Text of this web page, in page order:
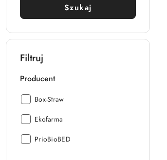
Szukaj
Filtruj
Producent
Producent:
Box-Straw
Producent:
Ekofarma
Producent:
PrioBioBED